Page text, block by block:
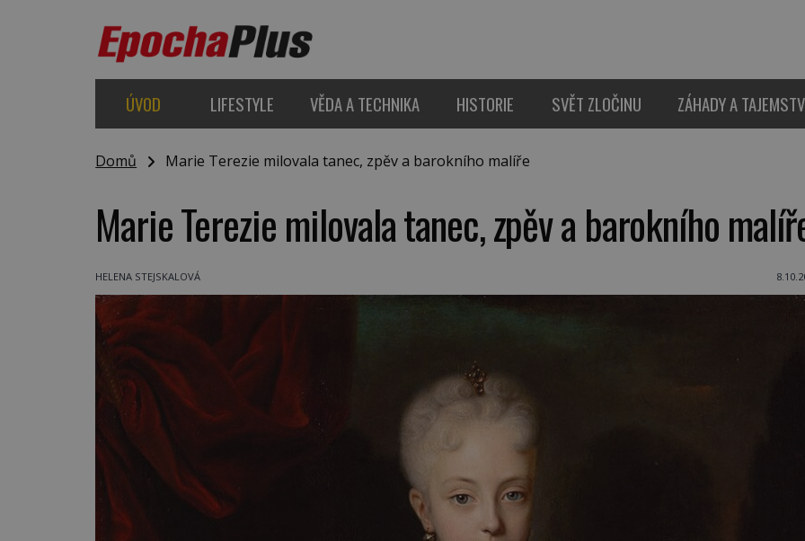
ÚVOD LIFESTYLE VĚDA A TECHNIKA HISTORIE SVĚT ZLOČINU ZÁHADY A
Domů Marie Terezie milovala tanec, zpěv a barokního malíře
Marie Terezie milovala tanec, zpěv a barokního
HELENA STEJSKALOVÁ